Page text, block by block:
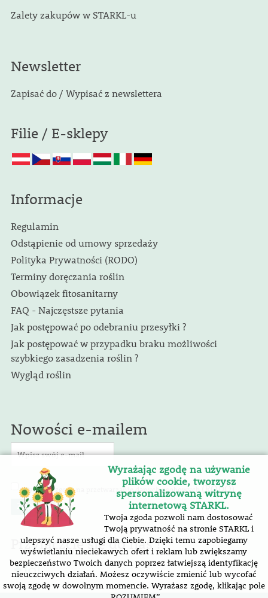
Zalety zakupów w STARKL-u
Newsletter
Zapisać do / Wypisać z newslettera
Filie / E-sklepy
Informacje
Regulamin
Odstąpienie od umowy sprzedaży
Polityka Prywatności (RODO)
Terminy doręczania roślin
Obowiązek fitosanitarny
FAQ - Najczęstsze pytania
Jak postępować po odebraniu przesyłki ?
Jak postępować w przypadku braku możliwości
szybkiego zasadzenia roślin ?
Wygląd roślin
Nowości e-mailem
Wyrażam zgodę na przetwarzanie danych osobowych (RODO)
Przyłączcie się do nas !
Wyrażając zgodę na używanie
plików cookie, tworzysz
spersonalizowaną witrynę
internetową STARKL.
Twoja zgoda pozwoli nam dostosować
Twoją prywatność na stronie STARKL i
ulepszyć nasze usługi dla Ciebie. Dzięki temu zapobiegamy
wyświetlaniu nieciekawych ofert i reklam lub zwiększamy
bezpieczeństwo Twoich danych poprzez łatwiejszą identyfikację
nieuczciwych działań. Możesz oczywiście zmienić lub wycofać
swoją zgodę w dowolnym momencie. Wyrażasz zgodę, klikając pole